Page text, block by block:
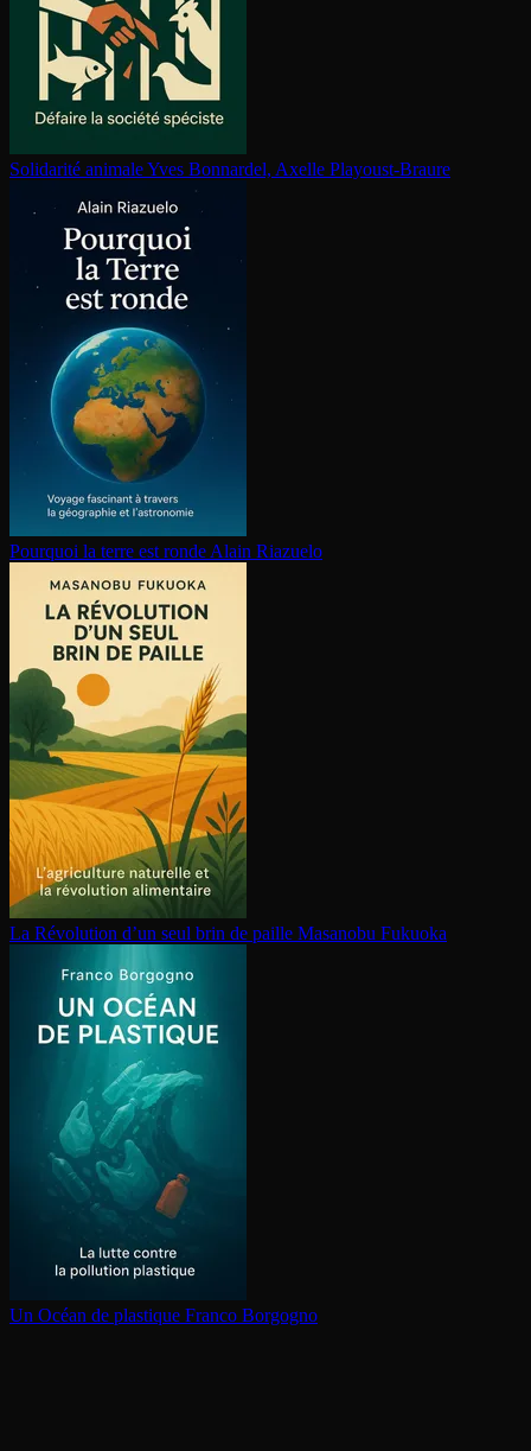
Solidarité animaleYves Bonnardel, Axelle Playoust-Braure
Pourquoi la terre est ronde Alain Riazuelo
La Révolution d’un seul brin de paille Masanobu Fukuoka
Un Océan de plastique Franco Borgogno